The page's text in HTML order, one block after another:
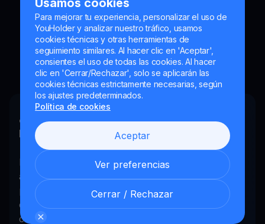
Usamos cookies
Para mejorar tu experiencia, personalizar el uso de
YouHolder y analizar nuestro tráfico, usamos
cookies técnicas y otras herramientas de
seguimiento similares. Al hacer clic en 'Aceptar',
consientes el uso de todas las cookies. Al hacer
clic en 'Cerrar/Rechazar', solo se aplicarán las
cookies técnicas estrictamente necesarias, según
los ajustes predeterminados.
Política de cookies
Aceptar
Ver preferencias
Cerrar / Rechazar
Tenemos todas las
respuestas
¿Cómo funciona Get Cash
respaldado en criptomonedas?
El servicio Get Cash con criptomonedas permite
acceder a liquidez mientras sus activos digitales
permanecen invertidos. Los inversores en
criptomonedas, al igual que otros inversores,
compran distintos activos digitales y esperan